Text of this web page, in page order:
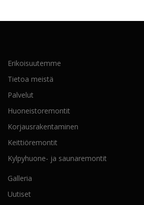
Erikoisuutemme
Tietoa meistä
Palvelut
Huoneistoremontit
Korjausrakentaminen
Keittiöremontit
Kylpyhuone- ja saunaremontit
Galleria
Uutiset